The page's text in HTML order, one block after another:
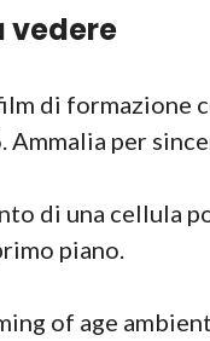
vedere
di formazione
per
di una cellula
piano.
of age